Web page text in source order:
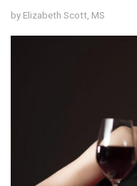
by Elizabeth Scott, MS